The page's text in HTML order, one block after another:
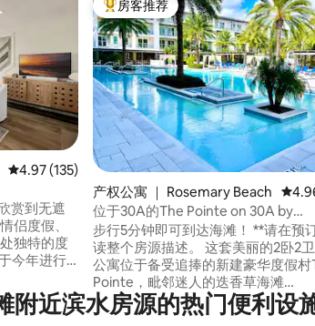
平均评分 4.97 分（满分 5 分），共 135 条评价
4.97 (135)
赏到无遮
侣度假、
独特的度
今年进行
，所有烦
于西格罗
热门「房客推荐」
房客推荐
产权公寓 ｜ Rosemary Beach 平均
位于30A的The Pointe on 30A by
Rosemary Beach的天堂
步行5分钟即可到达海滩！ **请在预
读整个房源描述。 这套美丽的2卧2
公寓位于备受追捧的新建豪华度假村
Pointe，毗邻迷人的迭香草海滩
（Rosemary Beach），是您的天堂
令人印象深刻的精品度假村地理位置
附近滨水房源的热门便利设